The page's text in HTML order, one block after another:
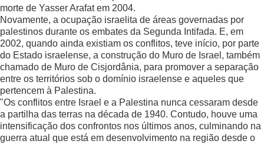
morte de Yasser Arafat em 2004.
Novamente, a ocupação israelita de áreas governadas por
palestinos durante os embates da Segunda Intifada. E, em
2002, quando ainda existiam os conflitos, teve início, por parte
do Estado israelense, a construção do Muro de Israel, também
chamado de Muro de Cisjordânia, para promover a separação
entre os territórios sob o domínio israelense e aqueles que
pertencem à Palestina.
"Os conflitos entre Israel e a Palestina nunca cessaram desde
a partilha das terras na década de 1940. Contudo, houve uma
intensificação dos confrontos nos últimos anos, culminando na
guerra atual que está em desenvolvimento na região desde o